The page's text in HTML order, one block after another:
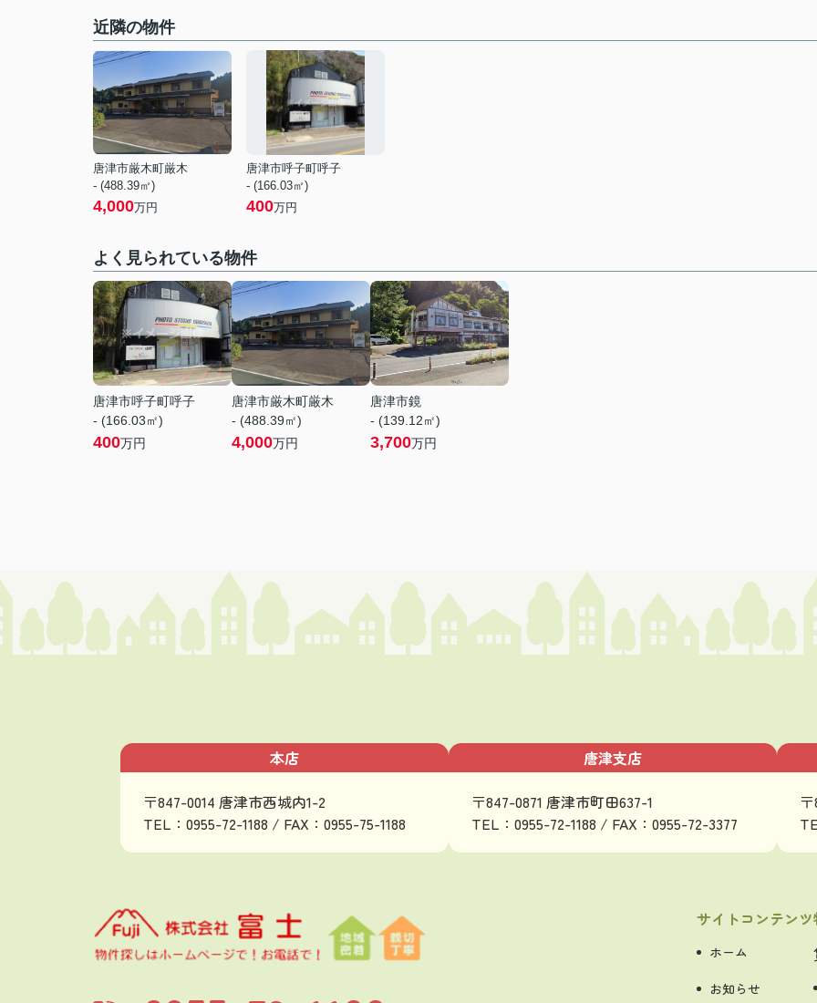
近隣の物件
唐津市厳木町厳木
- (488.39㎡)
4,000万円
唐津市呼子町呼子
- (166.03㎡)
400万円
よく見られている物件
唐津市呼子町呼子
- (166.03㎡)
400万円
唐津市厳木町厳木
- (488.39㎡)
4,000万円
唐津市鏡
- (139.12㎡)
3,700万円
本店
〒847-0014 唐津市西城内1-2
TEL：0955-72-1188 / FAX：0955-75-1188
唐津支店
〒847-0871 唐津市町田637-1
TEL：0955-72-1188 / FAX：0955-72-3377
サイトコンテンツ
ホーム
お知らせ